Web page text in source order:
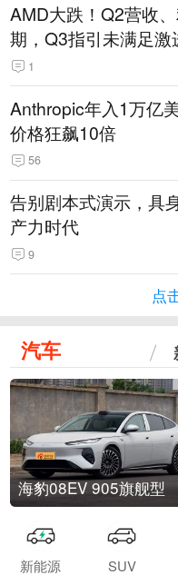
AMD大跌！Q2营收
期，Q3指引未满足激
1
Anthropic年入1万亿
价格狂飙10倍
56
告别剧本式演示，具
产力时代
9
点
汽车
海豹08EV 905旗舰型
新能源 SUV